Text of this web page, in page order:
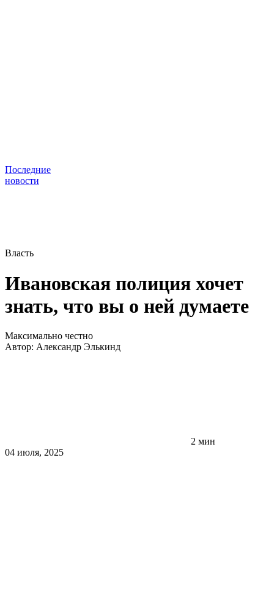
Последние
новости
Власть
Ивановская полиция хочет
знать, что вы о ней думаете
Максимально честно
Автор: Александр Элькинд
2 мин
04 июля, 2025